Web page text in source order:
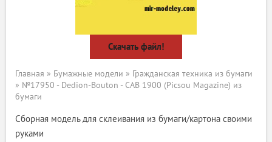
Скачать файл!
Главная » Бумажные модели » Гражданская техника из бумаги
» №17950 - Dedion-Bouton - CAB 1900 (Picsou Magazine) из
бумаги
Сборная модель для склеивания из бумаги/картона своими
руками